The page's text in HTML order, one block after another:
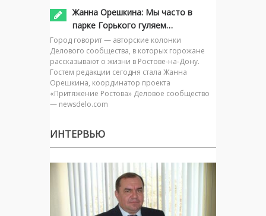
Жанна Орешкина: Мы часто в
парке Горького гуляем…
Город говорит — авторские колонки
Делового сообщества, в которых горожане
рассказывают о жизни в Ростове-на-Дону.
Гостем редакции сегодня стала Жанна
Орешкина, координатор проекта
«Притяжение Ростова» Деловое сообщество
— newsdelo.com
ИНТЕРВЬЮ